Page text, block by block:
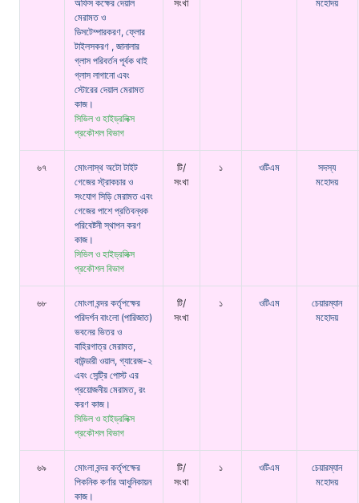
অফিস কক্ষের দেয়াল
মেরামত ও
ডিসটেম্পারকরণ, ফ্লোর
টাইলসকরণ , জানালার
গ্লাস পরিবর্তন পূর্বক থাই
গ্লাস লাগানো এবং
স্টোরের দেয়াল মেরামত
কাজ।
সিভিল ও হাইড্রলিক্স
প্রকৌশল বিভাগ
সংখা মহোদয়
৬৭
মোংলাস্থ অটো টাইট
গেজের স্ট্রাকচার ও
সংযোগ সিড়ি মেরামত এবং
গেজের পাশে প্রতিবন্ধক
পরিবেষ্টনী স্থাপন করণ
কাজ।
সিভিল ও হাইড্রলিক্স
প্রকৌশল বিভাগ
টি/
সংখা
১ ওটিএম
সদস্য
মহোদয়
৬৮
মোংলা বন্দর কর্তৃপক্ষের
পরিদর্শন বাংলো (পারিজাত)
ভবনের ভিতর ও
বাহিরগাত্র মেরামত,
বাউন্ডারী ওয়াল, গ্যারেজ-২
এবং সেন্ট্রি পোস্ট এর
প্রয়োজনীয় মেরামত, রং
করণ কাজ।
সিভিল ও হাইড্রলিক্স
প্রকৌশল বিভাগ
টি/
সংখা
১ ওটিএম
চেয়ারম্যান
মহোদয়
৬৯
মোংলা বন্দর কর্তৃপক্ষের
পিকনিক কর্ণার আধুনিকায়ন
কাজ।
টি/
সংখা
১ ওটিএম
চেয়ারম্যান
মহোদয়